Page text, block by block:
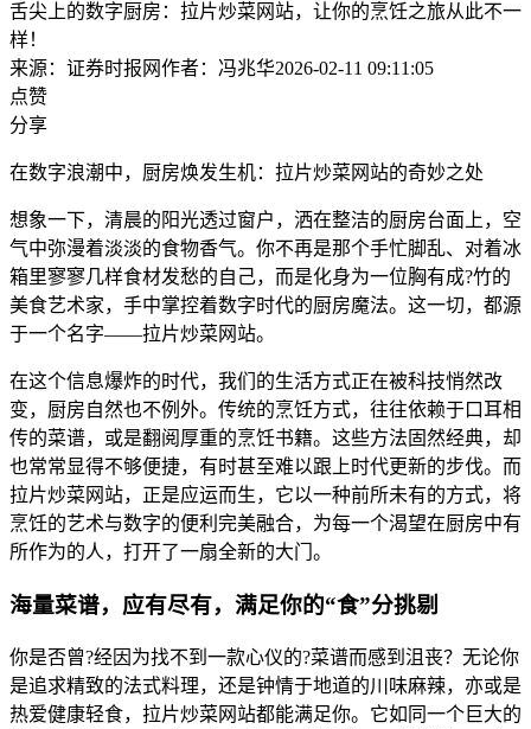
舌尖上的数字厨房：拉片炒菜网站，让你的烹饪之旅从此不一
样！
来源：证券时报网作者：冯兆华2026-02-11 09:11:05
点赞
分享
在数字浪潮中，厨房焕发生机：拉片炒菜网站的奇妙之处
想象一下，清晨的阳光透过窗户，洒在整洁的厨房台面上，空
气中弥漫着淡淡的食物香气。你不再是那个手忙脚乱、对着冰
箱里寥寥几样食材发愁的自己，而是化身为一位胸有成?竹的
美食艺术家，手中掌控着数字时代的厨房魔法。这一切，都源
于一个名字——拉片炒菜网站。
在这个信息爆炸的时代，我们的生活方式正在被科技悄然改
变，厨房自然也不例外。传统的烹饪方式，往往依赖于口耳相
传的菜谱，或是翻阅厚重的烹饪书籍。这些方法固然经典，却
也常常显得不够便捷，有时甚至难以跟上时代更新的步伐。而
拉片炒菜网站，正是应运而生，它以一种前所未有的方式，将
烹饪的艺术与数字的便利完美融合，为每一个渴望在厨房中有
所作为的人，打开了一扇全新的大门。
海量菜谱，应有尽有，满足你的“食”分挑剔
你是否曾?经因为找不到一款心仪的?菜谱而感到沮丧？无论你
是追求精致的法式料理，还是钟情于地道的川味麻辣，亦或是
热爱健康轻食，拉片炒菜网站都能满足你。它如同一个巨大的